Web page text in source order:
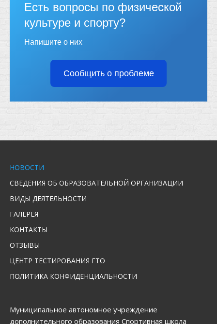
Есть вопросы по физической
культуре и спорту?
Напишите о них
Сообщить о проблеме
НОВОСТИ
СВЕДЕНИЯ ОБ ОБРАЗОВАТЕЛЬНОЙ ОРГАНИЗАЦИИ
ВИДЫ ДЕЯТЕЛЬНОСТИ
ГАЛЕРЕЯ
КОНТАКТЫ
ОТЗЫВЫ
ЦЕНТР ТЕСТИРОВАНИЯ ГТО
ПОЛИТИКА КОНФИДЕНЦИАЛЬНОСТИ
Муниципальное автономное учреждение
дополнительного образования Спортивная школа